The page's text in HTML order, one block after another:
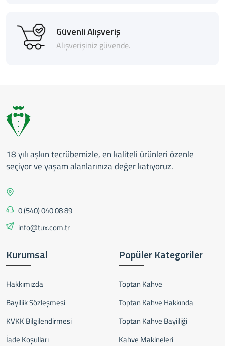
Güvenli Alışveriş
Alışverişiniz güvende.
18 yılı aşkın tecrübemizle, en kaliteli ürünleri özenle
seçiyor ve yaşam alanlarınıza değer katıyoruz.
0 (540) 040 08 89
info@tux.com.tr
Kurumsal
Hakkımızda
Bayiliik Sözleşmesi
KVKK Bilgilendirmesi
İade Koşulları
Popüler Kategoriler
Toptan Kahve
Toptan Kahve Hakkında
Toptan Kahve Bayiiliği
Kahve Makineleri